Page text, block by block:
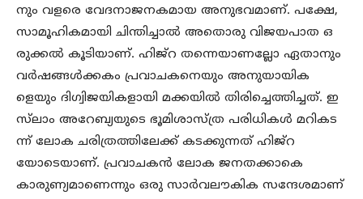
നും വളരെ വേദനാജനകമായ അനുഭവമാണ്. പക്ഷേ,
സാമൂഹികമായി ചിന്തിച്ചാല്‍ അതൊരു വിജയപാത ഒ
രുക്കല്‍ കൂടിയാണ്. ഹിജ്‌റ തന്നെയാണല്ലോ ഏതാനും
വര്‍ഷങ്ങള്‍ക്കകം പ്രവാചകനെയും അനുയായിക
ളെയും ദിഗ്വിജയികളായി മക്കയില്‍ തിരിച്ചെത്തിച്ചത്. ഇ
സ്‌ലാം അറേബ്യയുടെ ഭൂമിശാസ്ത്ര പരിധികള്‍ മറികട
ന്ന് ലോക ചരിത്രത്തിലേക്ക് കടക്കുന്നത് ഹിജ്‌റ
യോടെയാണ്. പ്രവാചകന്‍ ലോക ജനതക്കാകെ
കാരുണ്യമാണെന്നും ഒരു സാര്‍വലൗകിക സന്ദേശമാണ്